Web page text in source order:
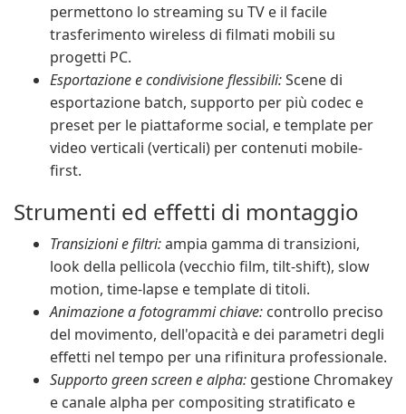
permettono lo streaming su TV e il facile
trasferimento wireless di filmati mobili su
progetti PC.
Esportazione e condivisione flessibili:Scene di
esportazione batch, supporto per più codec e
preset per le piattaforme social, e template per
video verticali (verticali) per contenuti mobile-
first.
Strumenti ed effetti di montaggio
Transizioni e filtri:ampia gamma di transizioni,
look della pellicola (vecchio film, tilt-shift), slow
motion, time-lapse e template di titoli.
Animazione a fotogrammi chiave: controllo preciso
del movimento, dell'opacità e dei parametri degli
effetti nel tempo per una rifinitura professionale.
Supporto green screen e alpha: gestione Chromakey
e canale alpha per compositing stratificato e